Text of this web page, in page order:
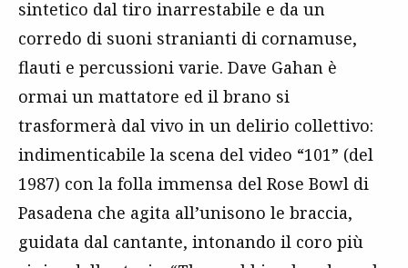
sintetico dal tiro inarrestabile e da un
corredo di suoni stranianti di cornamuse,
flauti e percussioni varie. Dave Gahan è
ormai un mattatore ed il brano si
trasformerà dal vivo in un delirio collettivo:
indimenticabile la scena del video “101” (del
1987) con la folla immensa del Rose Bowl di
Pasadena che agita all’unisono le braccia,
guidata dal cantante, intonando il coro più